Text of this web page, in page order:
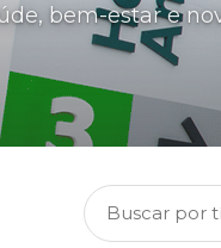
bem-estar e